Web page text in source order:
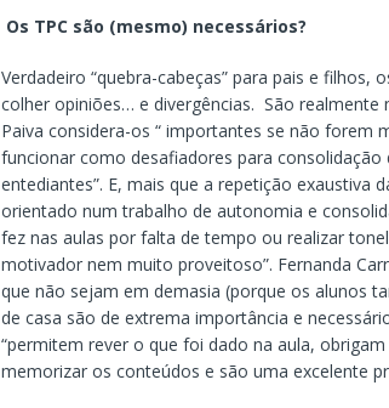
Os TPC são (mesmo) necessários?
Verdadeiro “quebra-cabeças” para pais e filhos,
colher opiniões… e divergências. São realmente
Paiva considera-os “ importantes se não forem
funcionar como desafiadores para
entediantes”. E, mais que a repetição exaustiva
orientado num trabalho de autonomia e
fez nas aulas por falta de tempo ou realizar
motivador nem muito proveitoso”. Fernanda
que não sejam em demasia (porque os alunos
de casa são de extrema importância e
“permitem rever o que foi dado na aula,
memorizar os conteúdos e são uma excelente